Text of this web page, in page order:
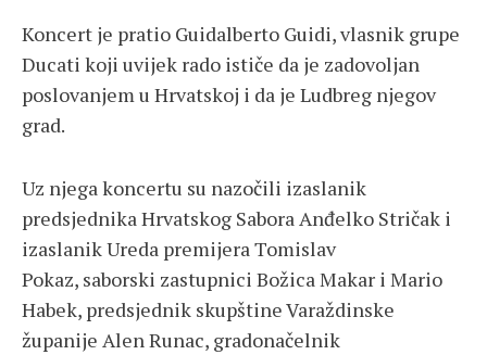
Koncert je pratio Guidalberto Guidi, vlasnik grupe
Ducati koji uvijek rado ističe da je zadovoljan
poslovanjem u Hrvatskoj i da je Ludbreg njegov
grad.
Uz njega koncertu su nazočili izaslanik
predsjednika Hrvatskog Sabora Anđelko Stričak i
izaslanik Ureda premijera Tomislav
Pokaz, saborski zastupnici Božica Makar i Mario
Habek, predsjednik skupštine Varaždinske
županije Alen Runac, gradonačelnik